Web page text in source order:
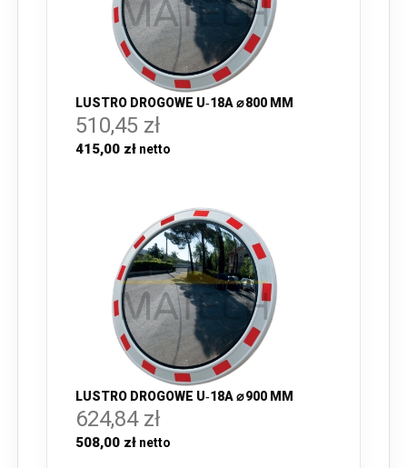
LUSTRO DROGOWE U‑18A ⌀ 800 MM
510,45 zł
415,00 zł
LUSTRO DROGOWE U‑18A ⌀ 900 MM
624,84 zł
508,00 zł